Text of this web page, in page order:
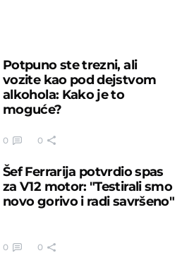
Potpuno ste trezni, ali
vozite kao pod dejstvom
alkohola: Kako je to
moguće?
0 0
Šef Ferrarija potvrdio spas
za V12 motor: "Testirali smo
novo gorivo i radi savršeno"
0 0